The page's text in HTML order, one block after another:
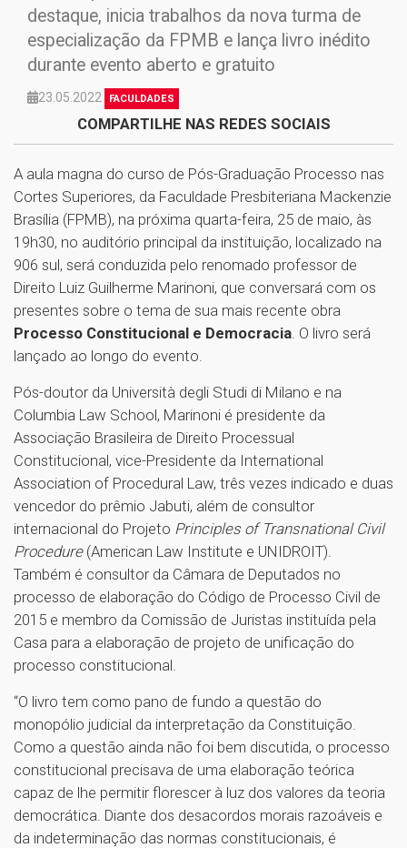
destaque, inicia trabalhos da nova turma de
especialização da FPMB e lança livro inédito
durante evento aberto e gratuito
23.05.2022 FACULDADES
COMPARTILHE NAS REDES SOCIAIS
A aula magna do curso de Pós-Graduação Processo nas
Cortes Superiores, da Faculdade Presbiteriana Mackenzie
Brasília (FPMB), na próxima quarta-feira, 25 de maio, às
19h30, no auditório principal da instituição, localizado na
906 sul, será conduzida pelo renomado professor de
Direito Luiz Guilherme Marinoni, que conversará com os
presentes sobre o tema de sua mais recente obra
Processo Constitucional e Democracia . O livro será
lançado ao longo do evento.
Pós-doutor da Università degli Studi di Milano e na
Columbia Law School, Marinoni é presidente da
Associação Brasileira de Direito Processual
Constitucional, vice-Presidente da International
Association of Procedural Law, três vezes indicado e duas
vencedor do prêmio Jabuti, além de consultor
internacional do Projeto Principles of Transnational Civil
Procedure (American Law Institute e UNIDROIT).
Também é consultor da Câmara de Deputados no
processo de elaboração do Código de Processo Civil de
2015 e membro da Comissão de Juristas instituída pela
Casa para a elaboração de projeto de unificação do
processo constitucional.
“O livro tem como pano de fundo a questão do
monopólio judicial da interpretação da Constituição.
Como a questão ainda não foi bem discutida, o processo
constitucional precisava de uma elaboração teórica
capaz de lhe permitir florescer à luz dos valores da teoria
democrática. Diante dos desacordos morais razoáveis e
da indeterminação das normas constitucionais, é